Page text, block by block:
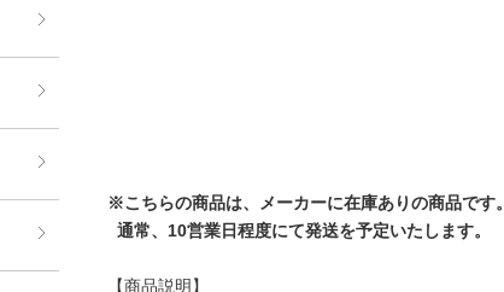
※こちらの商品は、メーカーに在庫ありの商品です。
通常、10営業日程度にて発送を予定いたします。
【商品説明】